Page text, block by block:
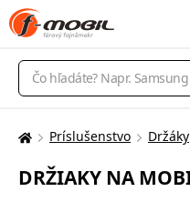
Vyhľadávanie
Tu
nachádzate:
Príslušenstvo Držáky
DRŽIAKY NA